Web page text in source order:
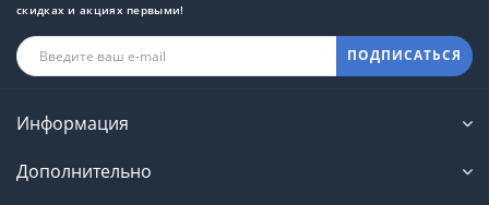
скидках и акциях первыми!
ПОДПИСАТЬСЯ
Информация
Дополнительно